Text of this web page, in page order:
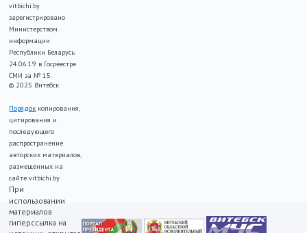
vitbichi.by
зарегистрировано
Министерством
информации
Республики Беларусь
24.06.19 в Госреестре
СМИ за № 15.
© 2025 Витебск
Порядок копирования,
цитирования и
последующего
распространение
авторских материалов,
размещенных на
сайте vitbichi.by
При
использовании
материалов
гиперссылка на